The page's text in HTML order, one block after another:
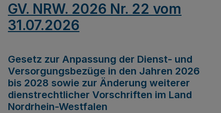
GV. NRW. 2026 Nr. 22 vom
31.07.2026
Gesetz zur Anpassung der Dienst- und
Versorgungsbezüge in den Jahren 2026
bis 2028 sowie zur Änderung weiterer
dienstrechtlicher Vorschriften im Land
Nordrhein-Westfalen